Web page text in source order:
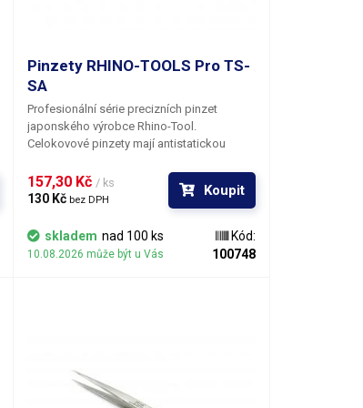
Pinzety RHINO-TOOLS Pro TS-
SA
Profesionální série precizních pinzet
japonského výrobce Rhino-Tool.
Celokovové pinzety mají antistatickou
slouží jako tepelná izolace v případech, kdy
jsou přidržované součástky vystaveny
vysokým teplotám (např. při
horkovzdušném letování). Velmi tenké
ostře broušené zakončení pinzet na sebe
při stisku perfektně dosedají, takže vám
157,30 Kč / ks
130 Kč bez DPH
Koupit
skladem nad 100 ks
10.08.2026 může být u Vás
Kód:
100748